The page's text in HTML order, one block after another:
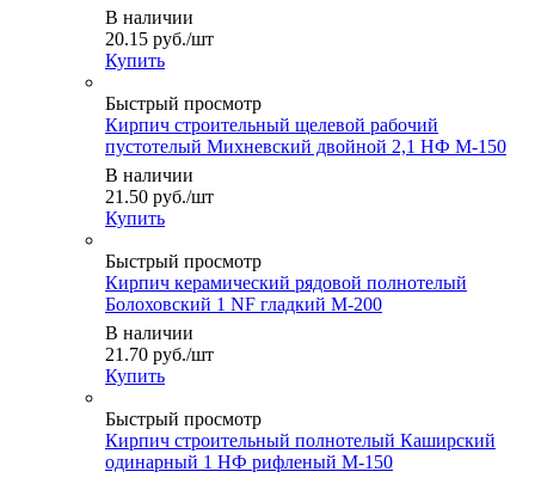
В наличии
20.15 руб./шт
Купить
Быстрый просмотр
Кирпич строительный щелевой рабочий
пустотелый Михневский двойной 2,1 НФ М-150
В наличии
21.50 руб./шт
Купить
Быстрый просмотр
Кирпич керамический рядовой полнотелый
Болоховский 1 NF гладкий М-200
В наличии
21.70 руб./шт
Купить
Быстрый просмотр
Кирпич строительный полнотелый Каширский
одинарный 1 НФ рифленый М-150